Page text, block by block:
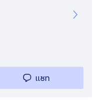
ง
นอาหาร หรือคาเฟ่เก๋ๆ
ารความสงบและพื้นที่
แชท